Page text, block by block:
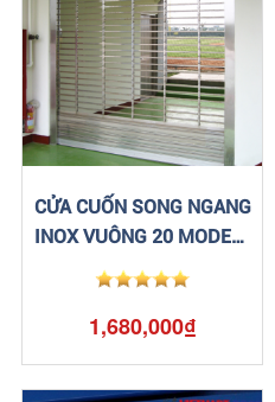
CỬA CUỐN SONG NGANG
INOX VUÔNG 20 MODEL :
SNIN
1,680,000₫